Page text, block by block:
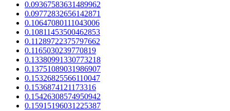
0.09367583631489962
0.09772832656142871
0.10647080111043006
0.10811453500462853
0.11289722375797662
0.1165030239770819
0.13380991330773218
0.13751089031986907
0.15326825566110047
0.1536874121173316
0.15426308574950942
0.15915196031225387